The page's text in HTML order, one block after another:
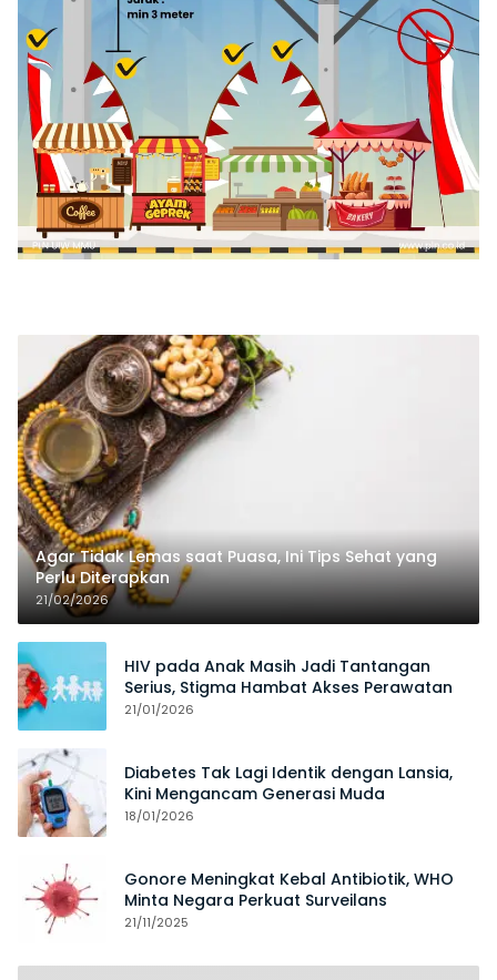
Agar Tidak Lemas saat Puasa, Ini Tips Sehat yang
Perlu Diterapkan
21/02/2026
HIV pada Anak Masih Jadi Tantangan
Serius, Stigma Hambat Akses Perawatan
21/01/2026
Diabetes Tak Lagi Identik dengan Lansia,
Kini Mengancam Generasi Muda
18/01/2026
Gonore Meningkat Kebal Antibiotik, WHO
Minta Negara Perkuat Surveilans
21/11/2025